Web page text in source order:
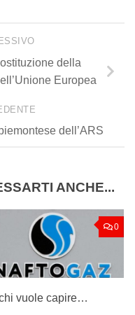
della
Europea
dell’ARS
ANCHE...
0
vuole capire…